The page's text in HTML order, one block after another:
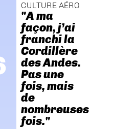
CULTURE AÉRO
"A ma
façon, j’ai
franchi la
Cordillère
des Andes.
Pas une
fois, mais
de
nombreuses
fois."